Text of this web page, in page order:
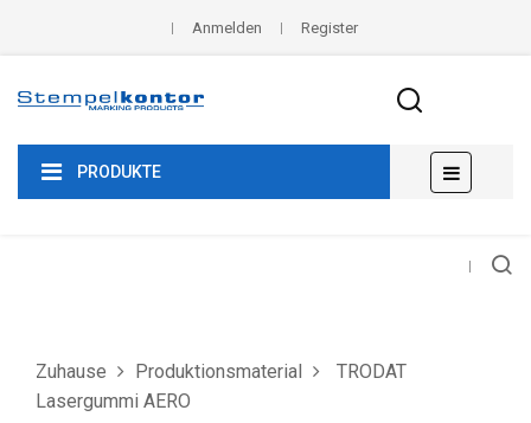
Anmelden Register
PRODUKTE
der
☰
Zuhause Produktionsmaterial
TRODAT
Lasergummi AERO